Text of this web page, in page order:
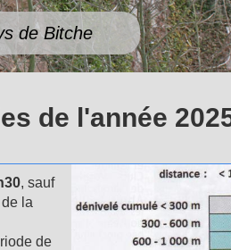
de Bitche
de l'année
, sauf
de la
de